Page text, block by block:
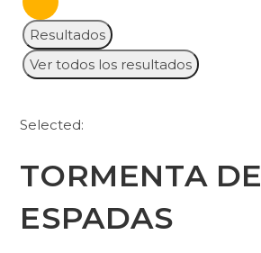
Resultados
Ver todos los resultados
Selected:
TORMENTA DE
ESPADAS